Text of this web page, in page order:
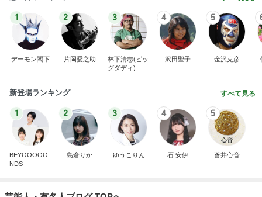
1
デーモン閣下
2
片岡愛之助
3
林下清志(ビッ
グダディ)
4
沢田聖子
5
金沢克彦
新登場ランキング すべて見る
1
BEYOOOOO
NDS
2
島倉りか
3
ゆうこりん
4
石 安伊
5
蒼井心音